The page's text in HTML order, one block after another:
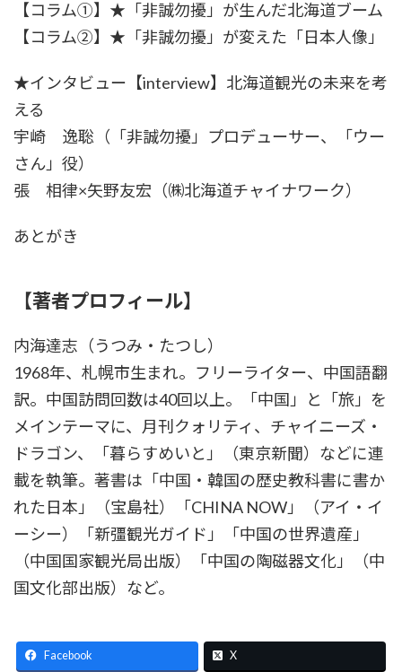
【コラム①】★「非誠勿擾」が生んだ北海道ブーム
【コラム②】★「非誠勿擾」が変えた「日本人像」
★インタビュー【interview】北海道観光の未来を考
える
宇崎 逸聡（「非誠勿擾」プロデューサー、「ウー
さん」役）
張 相律×矢野友宏（㈱北海道チャイナワーク）
あとがき
【著者プロフィール】
内海達志（うつみ・たつし）
1968年、札幌市生まれ。フリーライター、中国語翻
訳。中国訪問回数は40回以上。「中国」と「旅」を
メインテーマに、月刊クォリティ、チャイニーズ・
ドラゴン、「暮らすめいと」（東京新聞）などに連
載を執筆。著書は「中国・韓国の歴史教科書に書か
れた日本」（宝島社）「CHINA NOW」（アイ・イ
ーシー）「新彊観光ガイド」「中国の世界遺産」
（中国国家観光局出版）「中国の陶磁器文化」（中
国文化部出版）など。
Facebook X